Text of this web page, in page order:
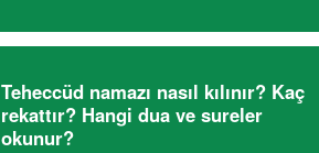
Teheccüd namazı nasıl kılınır? Kaç
rekattır? Hangi dua ve sureler
okunur?